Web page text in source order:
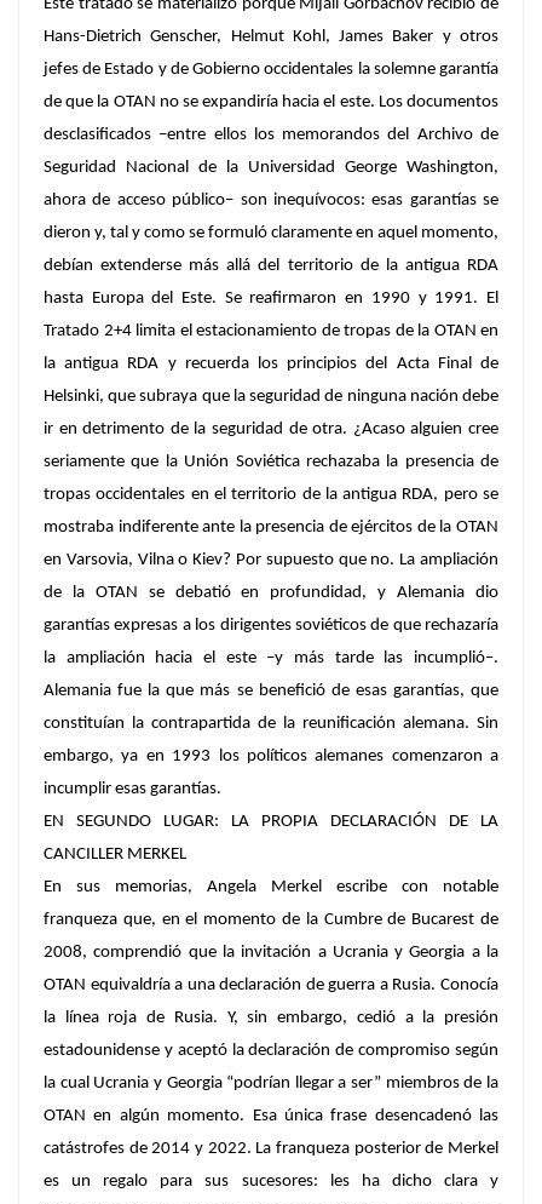
Este tratado se materializó porque Mijaíl Gorbachov recibió de
Hans-Dietrich Genscher, Helmut Kohl, James Baker y otros
jefes de Estado y de Gobierno occidentales la solemne garantía
de que la OTAN no se expandiría hacia el este. Los documentos
desclasificados –entre ellos los memorandos del Archivo de
Seguridad Nacional de la Universidad George Washington,
ahora de acceso público– son inequívocos: esas garantías se
dieron y, tal y como se formuló claramente en aquel momento,
debían extenderse más allá del territorio de la antigua RDA
hasta Europa del Este. Se reafirmaron en 1990 y 1991. El
Tratado 2+4 limita el estacionamiento de tropas de la OTAN en
la antigua RDA y recuerda los principios del Acta Final de
Helsinki, que subraya que la seguridad de ninguna nación debe
ir en detrimento de la seguridad de otra. ¿Acaso alguien cree
seriamente que la Unión Soviética rechazaba la presencia de
tropas occidentales en el territorio de la antigua RDA, pero se
mostraba indiferente ante la presencia de ejércitos de la OTAN
en Varsovia, Vilna o Kiev? Por supuesto que no. La ampliación
de la OTAN se debatió en profundidad, y Alemania dio
garantías expresas a los dirigentes soviéticos de que rechazaría
la ampliación hacia el este –y más tarde las incumplió–.
Alemania fue la que más se benefició de esas garantías, que
constituían la contrapartida de la reunificación alemana. Sin
embargo, ya en 1993 los políticos alemanes comenzaron a
incumplir esas garantías.
EN SEGUNDO LUGAR: LA PROPIA DECLARACIÓN DE LA
CANCILLER MERKEL
En sus memorias, Angela Merkel escribe con notable
franqueza que, en el momento de la Cumbre de Bucarest de
2008, comprendió que la invitación a Ucrania y Georgia a la
OTAN equivaldría a una declaración de guerra a Rusia. Conocía
la línea roja de Rusia. Y, sin embargo, cedió a la presión
estadounidense y aceptó la declaración de compromiso según
la cual Ucrania y Georgia “podrían llegar a ser” miembros de la
OTAN en algún momento. Esa única frase desencadenó las
catástrofes de 2014 y 2022. La franqueza posterior de Merkel
es un regalo para sus sucesores: les ha dicho clara y